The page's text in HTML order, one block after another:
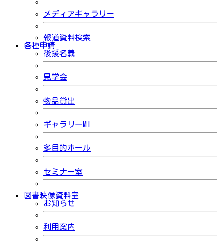
メディアギャラリー
報道資料検索
各種申請
後援名義
見学会
物品貸出
ギャラリーMI
多目的ホール
セミナー室
図書映像資料室
お知らせ
利用案内